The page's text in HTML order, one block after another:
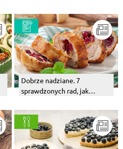
Dobrze nadziane. 7
sprawdzonych rad, jak